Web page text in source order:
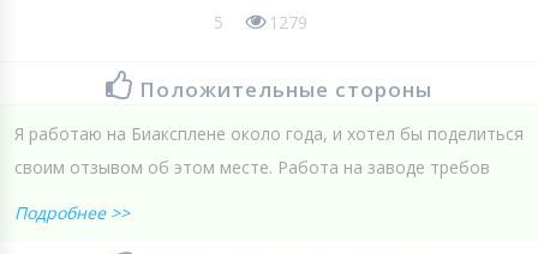
5
1279
Положительные стороны
Я работаю на Биаксплене около года, и хотел бы поделиться
своим отзывом об этом месте. Работа на заводе требов
Подробнее >>